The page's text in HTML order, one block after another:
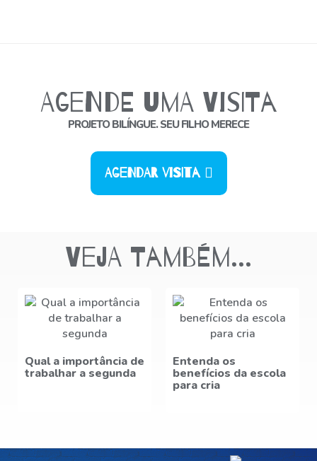
Agende uma Visita
PROJETO BILÍNGUE. SEU FILHO MERECE
Agendar Visita
Veja também...
Qual a importância de
trabalhar a segunda
Entenda os
benefícios da escola
para cria